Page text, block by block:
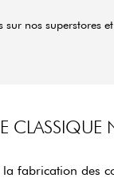
sur nos superstores
CLASSIQUE
fabrication des